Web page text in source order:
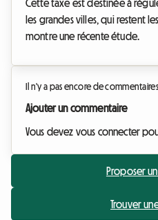
Cette taxe est destinée à
les grandes villes, qui restent
montre une récente étude.
Il n'y a pas encore de
Ajouter un commentaire
Vous devez vous connecter
Proposer
Trouver